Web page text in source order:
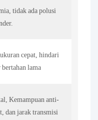
tidak ada polusi
cepat, hindari
lama
Kemampuan anti-
dan jarak transmisi